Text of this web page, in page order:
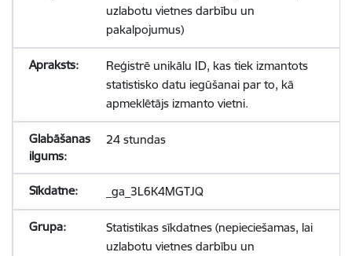
uzlabotu vietnes darbību un
pakalpojumus)
Reģistrē unikālu ID, kas tiek izmantots
statistisko datu iegūšanai par to, kā
apmeklētājs izmanto vietni.
24 stundas
_ga_3L6K4MGTJQ
Statistikas sīkdatnes (nepieciešamas, lai
uzlabotu vietnes darbību un